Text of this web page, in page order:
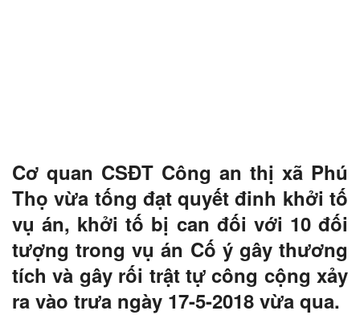
Cơ quan CSĐT Công an thị xã Phú
Thọ vừa tống đạt quyết đinh khởi tố
vụ án, khởi tố bị can đối với 10 đối
tượng trong vụ án Cố ý gây thương
tích và gây rối trật tự công cộng xảy
ra vào trưa ngày 17-5-2018 vừa qua.